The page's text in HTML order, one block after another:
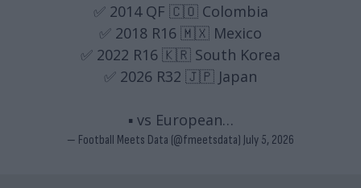
✅ 2014 QF 🇨🇴 Colombia
✅ 2018 R16 🇲🇽 Mexico
✅ 2022 R16 🇰🇷 South Korea
✅ 2026 R32 🇯🇵 Japan
▪️ vs European…
— Football Meets Data (@fmeetsdata) July 5, 2026